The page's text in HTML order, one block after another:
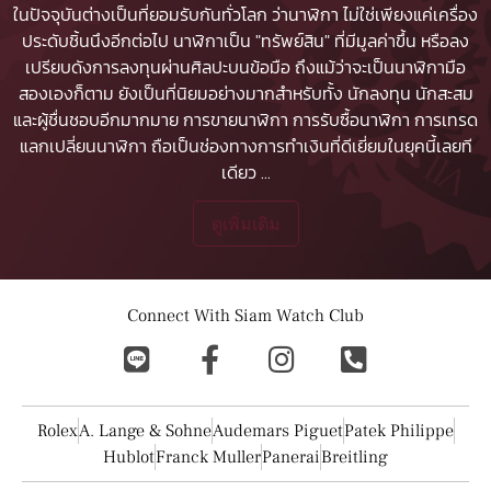
ในปัจจุบันต่างเป็นที่ยอมรับกันทั่วโลก ว่านาฬิกา ไม่ใช่เพียงแค่เครื่อง
ประดับชิ้นนึงอีกต่อไป นาฬิกาเป็น "ทรัพย์สิน" ที่มีมูลค่าขึ้น หรือลง
เปรียบดังการลงทุนผ่านศิลปะบนข้อมือ ถึงแม้ว่าจะเป็นนาฬิกามือ
สองเองก็ตาม ยังเป็นที่นิยมอย่างมากสำหรับทั้ง นักลงทุน นักสะสม
และผู้ชื่นชอบอีกมากมายการขายนาฬิกา การรับซื้อนาฬิกา การเทรด
แลกเปลี่ยนนาฬิกา ถือเป็นช่องทางการทำเงินที่ดีเยี่ยมในยุคนี้เลยที
เดียว...
ดูเพิ่มเติม
Connect With Siam Watch Club
RolexA. Lange & SohneAudemars PiguetPatek Philippe
HublotFranck MullerPaneraiBreitling